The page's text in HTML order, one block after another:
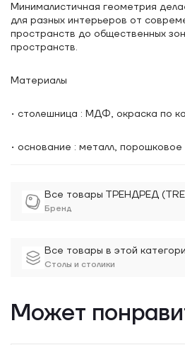
Все товары ТРЕНДРЕД
Бренд
Все товары в этой
Столы и столики
Минималистичная геометрия
для разных интерьеров от современных жилых
пространств до общественных
пространств.
Материалы
• столешница : МДФ, окраска по
• основание : металл, порошковое
Может